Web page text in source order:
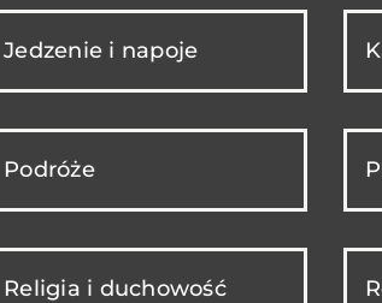
Jedzenie i napoje
Podróże
Religia i duchowość